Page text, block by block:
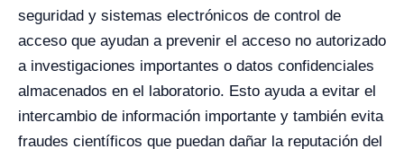
seguridad y sistemas electrónicos de control de
acceso que ayudan a prevenir el acceso no autorizado
a investigaciones importantes o datos confidenciales
almacenados en el laboratorio. Esto ayuda a evitar el
intercambio de información importante y también evita
fraudes científicos que puedan dañar la reputación del